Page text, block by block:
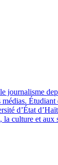
journalisme
d’État
la culture et aux